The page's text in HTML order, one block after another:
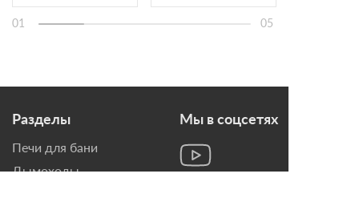
01 05
Разделы
Печи для бани
Дымоходы
Мы в соцсетях